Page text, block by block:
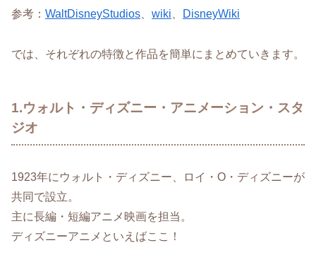
参考： WaltDisneyStudios wiki DisneyWiki
では、それぞれの特徴と作品を簡単にまとめていきます。
1.ウォルト・ディズニー・アニメーション・スタ
ジオ
1923年にウォルト・ディズニー、ロイ・O・ディズニーが
共同で設立。
主に長編・短編アニメ映画を担当。
ディズニーアニメといえばここ！